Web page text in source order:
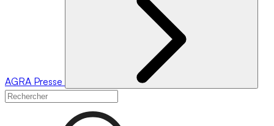
AGRA Presse